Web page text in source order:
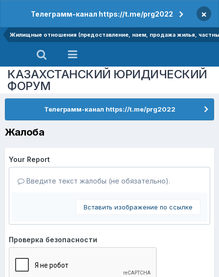
Телеграмм-канал https://t.me/prg2022 ×
Жилищные отношения (предоставление, наем, продажа жилья,
КАЗАХСТАНСКИЙ ЮРИДИЧЕСКИЙ
ФОРУМ
Телеграмм-канал https://t.me/prg2022
Жалоба
Your Report
Введите текст жалобы (не обязательно).
Вставить изображение по ссылке
Проверка безопасности